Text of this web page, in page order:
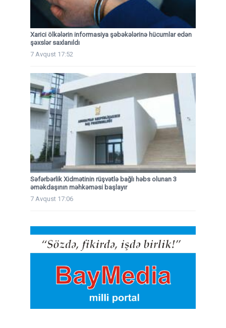
Xarici ölkələrin informasiya şəbəkələrinə hücumlar edən
şəxslər saxlanıldı
7 Avqust 17:52
Səfərbərlik Xidmətinin rüşvətlə bağlı həbs olunan 3
əməkdaşının məhkəməsi başlayır
7 Avqust 17:06